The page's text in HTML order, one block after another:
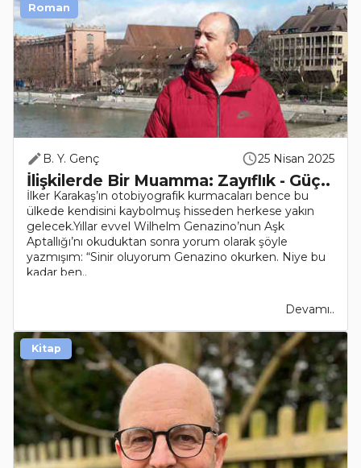
B. Y. Genç 25 Nisan 2025
İlişkilerde Bir Muamma: Zayıflık - Güç..
İlker Karakaş’ın otobiyografik kurmacaları bence bu
ülkede kendisini kaybolmuş hisseden herkese yakın
gelecek.Yıllar evvel Wilhelm Genazino’nun Aşk
Aptallığı’nı okuduktan sonra yorum olarak şöyle
yazmışım: “Sinir oluyorum Genazino okurken. Niye bu
kadar ben..
Devamı..
Roman
Kitap